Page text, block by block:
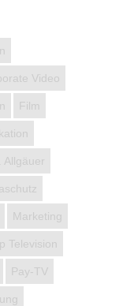
Video
Film
Allgäuer
Marketing
Television
Pay-TV